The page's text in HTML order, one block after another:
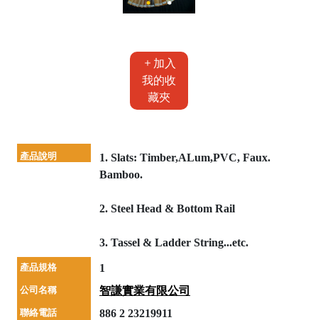
加入
我的收
藏夾
產品說明
1. Slats: Timber,ALum,PVC, Faux.
Bamboo.
2. Steel Head & Bottom Rail
3. Tassel & Ladder String...etc.
產品規格 1
公司名稱 智謙實業有限公司
聯絡電話 886 2 23219911